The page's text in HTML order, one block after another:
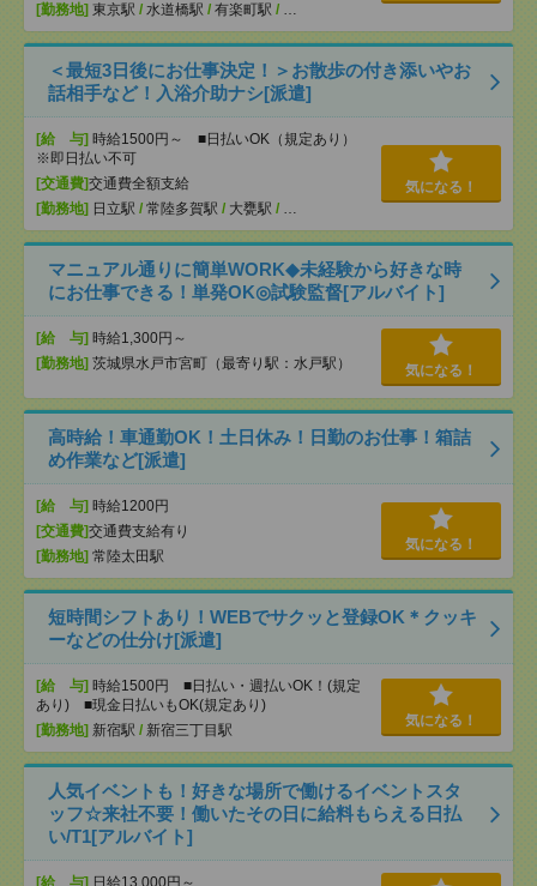
[勤務地] 東京駅 / 水道橋駅 / 有楽町駅 / …
＜最短3日後にお仕事決定！＞お散歩の付き添いやお
話相手など！入浴介助ナシ[派遣]
[給 与] 時給1500円～ ■日払いOK（規定あり）
※即日払い不可
[交通費]交通費全額支給
[勤務地] 日立駅 / 常陸多賀駅 / 大甕駅 / …
気になる！
マニュアル通りに簡単WORK◆未経験から好きな時
にお仕事できる！単発OK◎試験監督[アルバイト]
[給 与] 時給1,300円～
[勤務地] 茨城県水戸市宮町（最寄り駅：水戸駅） 気になる！
高時給！車通勤OK！土日休み！日勤のお仕事！箱詰
め作業など[派遣]
[給 与] 時給1200円
[交通費]交通費支給有り
[勤務地] 常陸太田駅
気になる！
短時間シフトあり！WEBでサクッと登録OK＊クッキ
ーなどの仕分け[派遣]
[給 与] 時給1500円 ■日払い・週払いOK！(規定
あり) ■現金日払いもOK(規定あり)
[勤務地] 新宿駅 / 新宿三丁目駅
気になる！
人気イベントも！好きな場所で働けるイベントスタ
ッフ☆来社不要！働いたその日に給料もらえる日払
い/T1[アルバイト]
[給 与] 日給13,000円～